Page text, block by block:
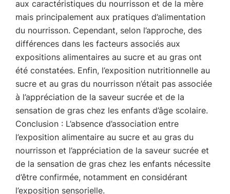
aux caractéristiques du nourrisson et de la mère
mais principalement aux pratiques d’alimentation
du nourrisson. Cependant, selon l’approche, des
différences dans les facteurs associés aux
expositions alimentaires au sucre et au gras ont
été constatées. Enfin, l’exposition nutritionnelle au
sucre et au gras du nourrisson n’était pas associée
à l’appréciation de la saveur sucrée et de la
sensation de gras chez les enfants d’âge scolaire.
Conclusion : L’absence d’association entre
l’exposition alimentaire au sucre et au gras du
nourrisson et l’appréciation de la saveur sucrée et
de la sensation de gras chez les enfants nécessite
d’être confirmée, notamment en considérant
l’exposition sensorielle.